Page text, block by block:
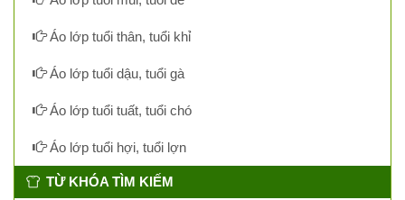
Áo lớp tuổi thân, tuổi khỉ
Áo lớp tuổi dậu, tuổi gà
Áo lớp tuổi tuất, tuổi chó
Áo lớp tuổi hợi, tuổi lợn
TỪ KHÓA TÌM KIẾM